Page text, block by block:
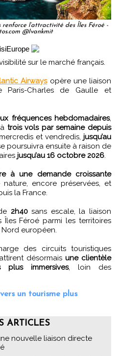
l’attractivité des Îles Féroé -
@Ivankmit
sur le marché français.
Airwaysopère une liaison
Paris-Charles de Gaulle et
fréquences hebdomadaires,
trois vols par semaine depuis
et vendredis, jusqu’au
poursuivra ensuite à raison de
jusqu’au 16 octobre 2026
à une demande croissante
encore préservées, et
la France.
2h40sans escale, la liaison
Îles Féroé parmi les territoires
européen.
des circuits touristiques
désormaisune clientèle
plus immersives, loin des
un tourisme plus
ARTICLES
nouvelle liaison directe